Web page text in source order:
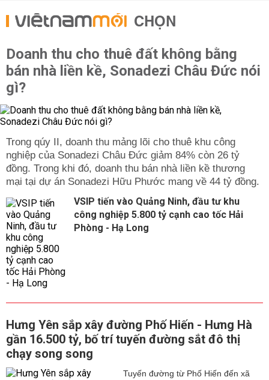
CHỌN
Doanh thu cho thuê đất không bằng
bán nhà liền kề, Sonadezi Châu Đức nói
gì?
Trong qúy II, doanh thu mảng lõi cho thuê khu công
nghiệp của Sonadezi Châu Đức giảm 84% còn 26 tỷ
đồng. Trong khi đó, doanh thu bán nhà liền kề thương
mại tại dự án Sonadezi Hữu Phước mang về 44 tỷ đồng.
VSIP tiến vào Quảng Ninh, đầu tư khu
công nghiệp 5.800 tỷ cạnh cao tốc Hải
Phòng - Hạ Long
Hưng Yên sắp xây đường Phố Hiến - Hưng Hà
gần 16.500 tỷ, bố trí tuyến đường sắt đô thị
chạy song song
Tuyến đường từ Phố Hiến đến xã